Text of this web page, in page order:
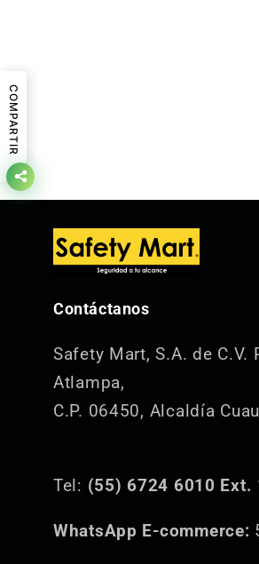
Contáctanos
Safety Mart, S.A. de C.V.
Atlampa,
C.P. 06450, Alcaldía
Tel: (55) 6724 6010 Ext.
WhatsApp E-commerce:
COMPARTIR